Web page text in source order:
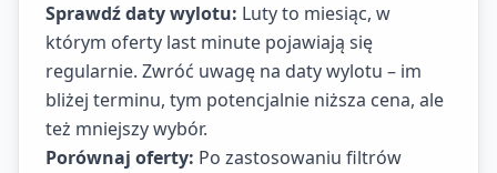
Sprawdź daty wylotu: Luty to miesiąc, w
którym oferty last minute pojawiają się
regularnie. Zwróć uwagę na daty wylotu – im
bliżej terminu, tym potencjalnie niższa cena, ale
też mniejszy wybór.
Porównaj oferty: Po zastosowaniu filtrów